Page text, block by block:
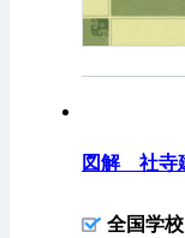
図解 社寺
全国学